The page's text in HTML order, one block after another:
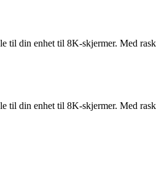
din enhet til 8K-skjermer. Med
din enhet til 8K-skjermer. Med